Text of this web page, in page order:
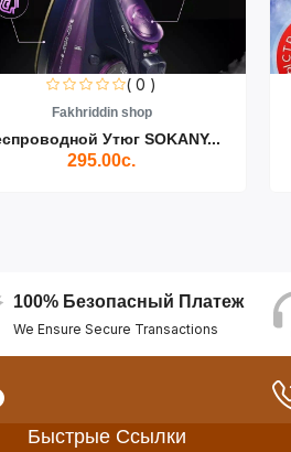
( 0 )
Fakhriddin shop
Утюг SOKANY...
295.00с.
100% Безопасный Платеж
We Ensure Secure Transactions
Быстрые Ссылки